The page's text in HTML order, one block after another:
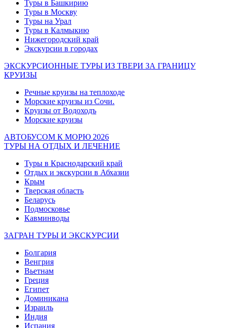
Туры в Башкирию
Туры в Москву
Туры на Урал
Туры в Калмыкию
Нижегородский край
Экскурсии в городах
ЭКСКУРСИОННЫЕ ТУРЫ ИЗ ТВЕРИ ЗА ГРАНИЦУ
КРУИЗЫ
Речные круизы на теплоходе
Морские круизы из Сочи.
Круизы от Водоходъ
Морские круизы
АВТОБУСОМ К МОРЮ 2026
ТУРЫ НА ОТДЫХ И ЛЕЧЕНИЕ
Туры в Краснодарский край
Отдых и экскурсии в Абхазии
Крым
Тверская область
Беларусь
Подмосковье
Кавминводы
ЗАГРАН ТУРЫ И ЭКСКУРСИИ
Болгария
Венгрия
Вьетнам
Греция
Египет
Доминикана
Израиль
Индия
Испания